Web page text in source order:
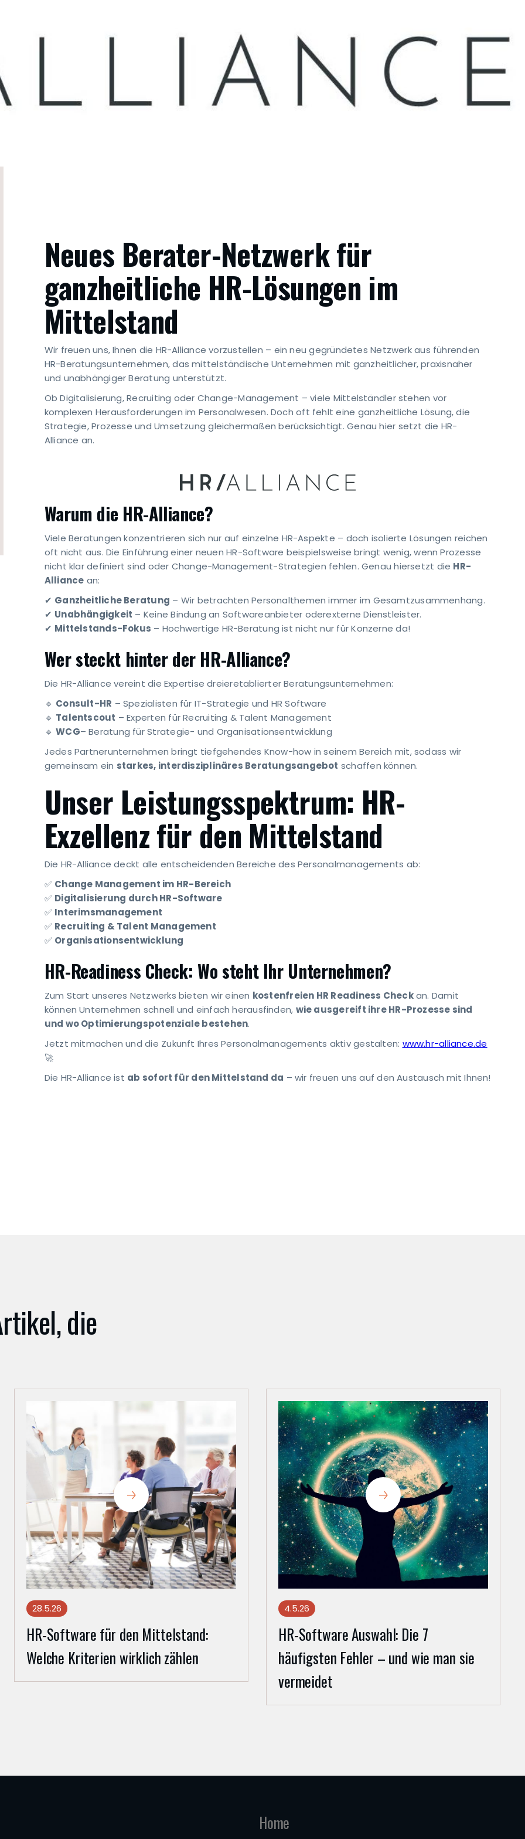
Neues Berater-Netzwerk für
ganzheitliche HR-Lösungen im
Mittelstand
Wir freuen uns, Ihnen die HR-Alliance vorzustellen – ein neu gegründetes Netzwerk aus führenden
HR-Beratungsunternehmen, das mittelständische Unternehmen mit ganzheitlicher, praxisnaher
und unabhängiger Beratung unterstützt.
Ob Digitalisierung, Recruiting oder Change-Management – viele Mittelständler stehen vor
komplexen Herausforderungen im Personalwesen. Doch oft fehlt eine ganzheitliche Lösung, die
Strategie, Prozesse und Umsetzung gleichermaßen berücksichtigt. Genau hier setzt die HR-
Alliance an.
Warum die HR-Alliance?
Viele Beratungen konzentrieren sich nur auf einzelne HR-Aspekte – doch isolierte Lösungen reichen
oft nicht aus. Die Einführung einer neuen HR-Software beispielsweise bringt wenig, wenn Prozesse
nicht klar definiert sind oder Change-Management-Strategien fehlen. Genau hiersetzt die HR-
Alliance an:
✔ Ganzheitliche Beratung – Wir betrachten Personalthemen immer im Gesamtzusammenhang.
✔ Unabhängigkeit – Keine Bindung an Softwareanbieter oderexterne Dienstleister.
✔ Mittelstands-Fokus – Hochwertige HR-Beratung ist nicht nur für Konzerne da!
Wer steckt hinter der HR-Alliance?
Die HR-Alliance vereint die Expertise dreieretablierter Beratungsunternehmen:
🔹 Consult-HR – Spezialisten für IT-Strategie und HR Software
🔹 Talentscout – Experten für Recruiting & Talent Management
🔹WCG– Beratung für Strategie- und Organisationsentwicklung
Jedes Partnerunternehmen bringt tiefgehendes Know-how in seinem Bereich mit, sodass wir
gemeinsam ein starkes, interdisziplinäres Beratungsangebot schaffen können.
Unser Leistungsspektrum: HR-
Exzellenz für den Mittelstand
Die HR-Alliance deckt alle entscheidenden Bereiche des Personalmanagements ab:
✅ Change Management im HR-Bereich
✅ Digitalisierung durch HR-Software
✅ Interimsmanagement
✅ Recruiting & Talent Management
✅ Organisationsentwicklung
HR-Readiness Check: Wo steht Ihr Unternehmen?
Zum Start unseres Netzwerks bieten wir einen kostenfreien HR Readiness Checkan. Damit
können Unternehmen schnell und einfach herausfinden, wie ausgereift ihre HR-Prozesse sind
und wo Optimierungspotenziale bestehen.
Jetzt mitmachen und die Zukunft Ihres Personalmanagements aktiv gestalten: www.hr-alliance.de
🚀
Die HR-Alliance ist ab sofort für den Mittelstand da – wir freuen uns auf den Austausch mit Ihnen!
die
28.5.26
HR-Software für den Mittelstand:
Welche Kriterien wirklich zählen
4.5.26
HR-Software Auswahl: Die 7
häufigsten Fehler – und wie man sie
vermeidet
Home